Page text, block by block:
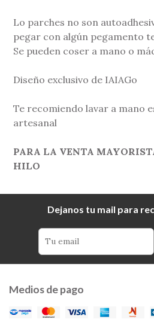
Lo parches no son
pegar con algún pegamento
Se pueden coser a mano o
Diseño exclusivo de IAIAGo
Te recomiendo lavar a mano
artesanal
PARA LA VENTA
HILO
Dejanos tu mail para
Medios de pago